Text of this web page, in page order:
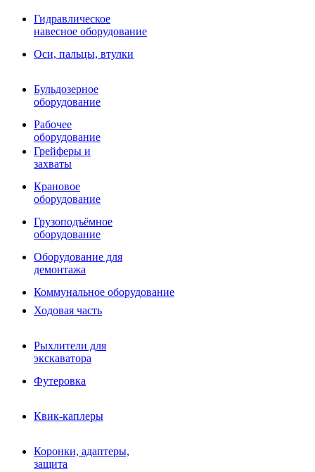
Гидробуры и шнеки
Вибротрамбовки
Навесные дорожные фрезы
Виброрипперы
Ковши дробильные щековые
Ковши дробильные роторные
Сортировочные ковши барабанные
Сортировочные ковши вальцовые
Фрезы роторные
Фрезы дисковые
Траншеекопатели
Просеивающие ковши для фронтальных погрузчиков
Распределители асфальта
Переходные плиты
Гидроразводка
РВД
Сваерезки
Как выбрать гидромолот
Гидравлическое
навесное оборудование
Оси, пальцы, втулки
Бульдозерное
оборудование
Рабочее
оборудование
Грейферы и
захваты
Крановое
оборудование
Грузоподъёмное
оборудование
Оборудование для
демонтажа
Коммунальное оборудование
Ходовая часть
Рыхлители для
экскаватора
Футеровка
Квик-каплеры
Коронки, адаптеры,
защита